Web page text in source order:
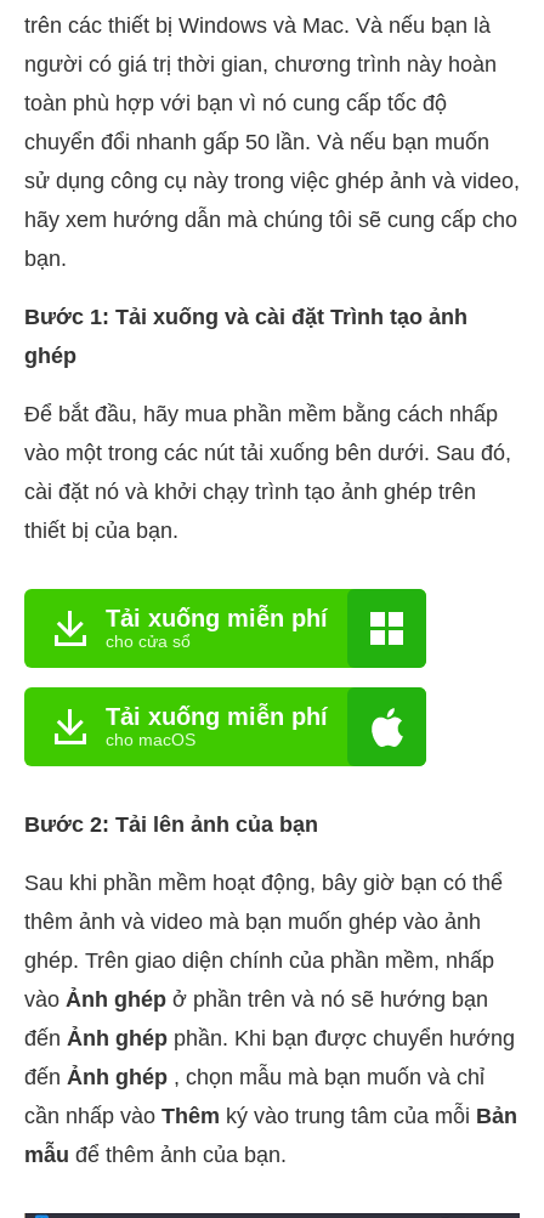
trên các thiết bị Windows và Mac. Và nếu bạn là
người có giá trị thời gian, chương trình này hoàn
toàn phù hợp với bạn vì nó cung cấp tốc độ
chuyển đổi nhanh gấp 50 lần. Và nếu bạn muốn
sử dụng công cụ này trong việc ghép ảnh và video,
hãy xem hướng dẫn mà chúng tôi sẽ cung cấp cho
bạn.
Bước 1: Tải xuống và cài đặt Trình tạo ảnh
ghép
Để bắt đầu, hãy mua phần mềm bằng cách nhấp
vào một trong các nút tải xuống bên dưới. Sau đó,
cài đặt nó và khởi chạy trình tạo ảnh ghép trên
thiết bị của bạn.
Tải xuống miễn phí
cho cửa sổ
Tải xuống miễn phí
cho macOS
Bước 2: Tải lên ảnh của bạn
Sau khi phần mềm hoạt động, bây giờ bạn có thể
thêm ảnh và video mà bạn muốn ghép vào ảnh
ghép. Trên giao diện chính của phần mềm, nhấp
vào Ảnh ghép ở phần trên và nó sẽ hướng bạn
đến Ảnh ghép phần. Khi bạn được chuyển hướng
đến Ảnh ghép , chọn mẫu mà bạn muốn và chỉ
cần nhấp vào Thêm ký vào trung tâm của mỗi Bản
mẫu để thêm ảnh của bạn.